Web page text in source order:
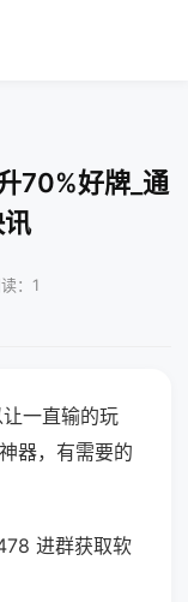
70%好牌_通
：1
一直输的玩
器，有需要的
进群获取软